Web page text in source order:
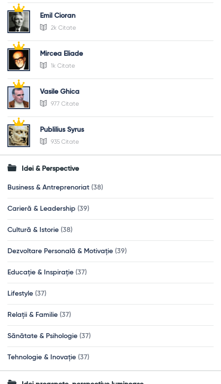
Emil Cioran
2k Citate
Mircea Eliade
1k Citate
Vasile Ghica
977 Citate
Publilius Syrus
935 Citate
Idei & Perspective
Business & Antreprenoriat (38)
Carieră & Leadership (39)
Cultură & Istorie (38)
Dezvoltare Personală & Motivație (39)
Educație & Inspirație (37)
Lifestyle (37)
Relații & Familie (37)
Sănătate & Psihologie (37)
Tehnologie & Inovație (37)